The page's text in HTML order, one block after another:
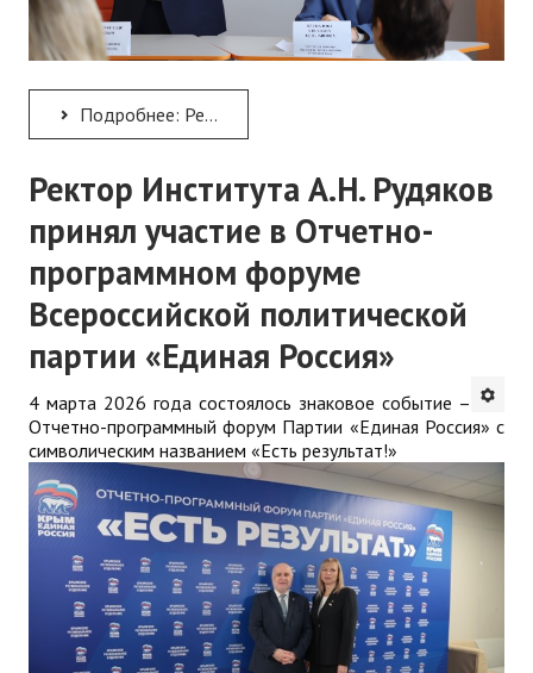
Подробнее: Реализация инновационного проекта «Образовательный аудит»
Ректор Института А.Н. Рудяков
принял участие в Отчетно-
программном форуме
Всероссийской политической
партии «Единая Россия»
4 марта 2026 года состоялось знаковое событие –
Отчетно-программный форум Партии «Единая Россия» с
символическим названием «Есть результат!»